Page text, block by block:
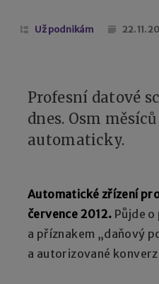
Už podnikám 22. 11.
Profesní datové
dnes. Osm
automaticky.
Automatické zřízení
července 2012. Půjde
a příznakem „daňový
a autorizované